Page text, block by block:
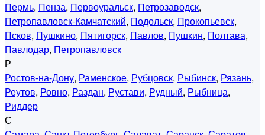
Пермь, Пенза, Первоуральск, Петрозаводск,
Петропавловск-Камчатский, Подольск, Прокопьевск,
Псков, Пушкино, Пятигорск, Павлов, Пушкин, Полтава,
Павлодар, Петропавловск
Р
Ростов-на-Дону, Раменское, Рубцовск, Рыбинск, Рязань,
Реутов, Ровно, Раздан, Рустави, Рудный, Рыбница,
Риддер
С